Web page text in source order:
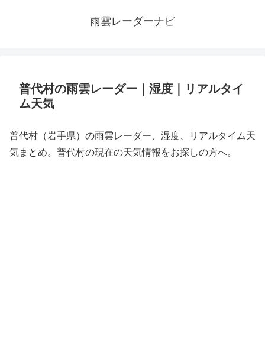
雨雲レーダーナビ
普代村の雨雲レーダー｜湿度｜リアルタイ
ム天気
普代村（岩手県）の雨雲レーダー、湿度、リアルタイム天
気まとめ。普代村の現在の天気情報をお探しの方へ。